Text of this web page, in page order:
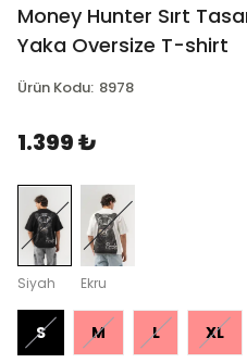
Money Hunter Sırt
Yaka Oversize T-shirt
Ürün Kodu: 8978
1.399 ₺
Siyah Ekru
S M L XL